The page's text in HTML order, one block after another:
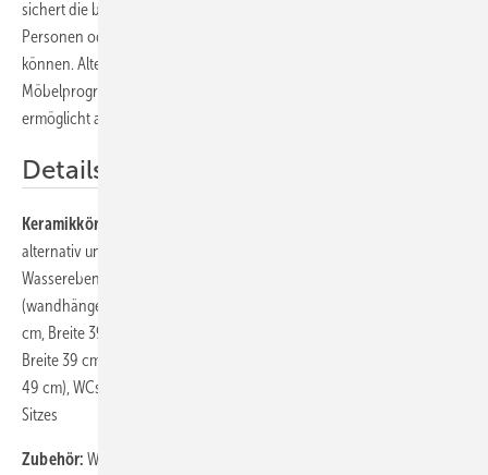
sichert die breitere Sitzbefestigung auch schwergewichtigen
Personen oder Rollstuhlfahrern, die seitlich auf die WCs übersetzen
können. Alternativ gibt es die WC-Sitze mit Absenkautomatik. Das
Möbelprogramm gibt Bädern einen wohnlichen Charakter und
ermöglicht auch im Sitzen eine komfortable Nutzung.
Details
Keramikkörper:
alternativ unterfahrbar nach DIN, Waschtische mit zwei
Wasserebenen im Innenbecken, Halbsäule, Tiefspül-WC
(wandhängend, spülrandlos), Tiefspül-WC (bodenstehend, Höhe 46
cm, Breite 39 cm), Flachspül-WC (wandhängend, 70 cm Ausladung,
Breite 39 cm, Flachspül-WC (bodenstehend, Komforthöhe 45 cm oder
49 cm), WCs teilweise mit keramischer Fase gegen Verrutschen des
Sitzes
Zubehör: WC-Sitz mit Deckel, alternativ mit durchgehender Edelstahl-